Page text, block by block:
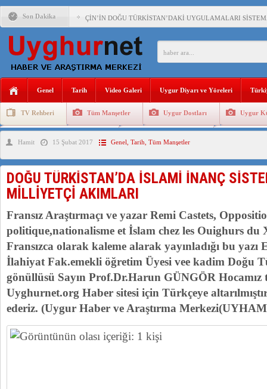
Son Dakika ÇİN’İN DOĞU TÜRKİSTAN’DAKİ UYGULAMALARI
DİYANET AKADEMİSİ BAŞKANI DOÇ.DR.KAAN : DOĞU
ÇİN’İN UYGUR POLİTİKALARINI ÖVEN DİYANET
MHP’DEN URUMÇİ KATLİAMI MESAJİ : 05.07.2009
İŞGALCİ ÇİN’DEN “FETİHLER SULTANI
SAADET PARTİSİ İLÇE BAŞKANI : TEMMUZ AYI,DOĞU
İŞGALCİ ÇİN,DOĞU TÜRKİSTAN’DA EN AZ 143 BİN
Genel Tarih Video Galeri Uygur Diyarı ve Yöreleri
TV Rehberi Tüm Manşetler Uygur Dostları Uygur
Uygurlarda Düğün ve Cenaze
Hamit 15 Şubat 2017 Genel Tarih Tüm Manşetler
DOĞU TÜRKİSTAN’DA İSLAMİ İNANÇ
MİLLİYETÇİ AKIMLARI
Fransız Araştırmaçı ve yazar Remi Castets,
politique,nationalisme et İslam chez les Ouighurs du
Fransızca olarak kaleme alarak yayınladığı bu yazı
İlahiyat Fak.emekli öğretim Üyesi vee kadim Doğu
gönüllüsü Sayın Prof.Dr.Harun GÜNGÖR Hocamız
Uyghurnet.org Haber sitesi için Türkçeye
ederiz. (Uygur Haber ve Araştırma